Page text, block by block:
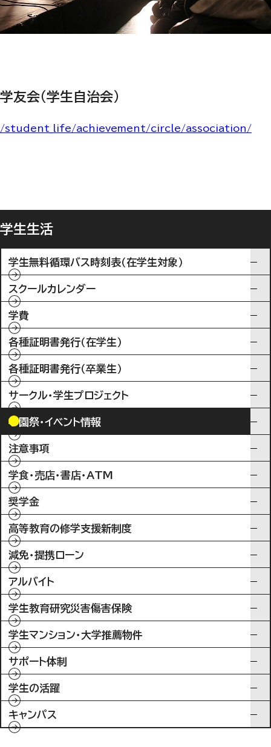
学友会（学生自治会）
/student_life/achievement/circle/association/
学生生活
学生無料循環バス時刻表（在学生対象）
スクールカレンダー
学費
各種証明書発行（在学生）
各種証明書発行（卒業生）
サークル・学生プロジェクト
学園祭・イベント情報
注意事項
学食・売店・書店・ATM
奨学金
高等教育の修学支援新制度
減免・提携ローン
アルバイト
学生教育研究災害傷害保険
学生マンション・大学推薦物件
サポート体制
学生の活躍
キャンパス